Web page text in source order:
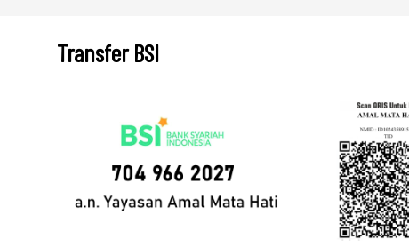
Transfer BSI